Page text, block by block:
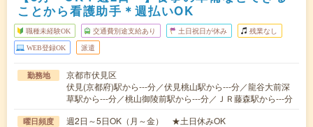
ことから看護助手＊週払いOK
職種未経験OK 交通費別途支給あり 土日祝日が休み 残業なし
WEB登録OK 派遣
勤務地
京都市伏見区
伏見(京都府)駅から---分／伏見桃山駅から---分／龍谷大前深
草駅から---分／桃山御陵前駅から---分／ＪＲ藤森駅から---分
曜日頻度 週2日～5日OK（月～金） ★土日休みOK